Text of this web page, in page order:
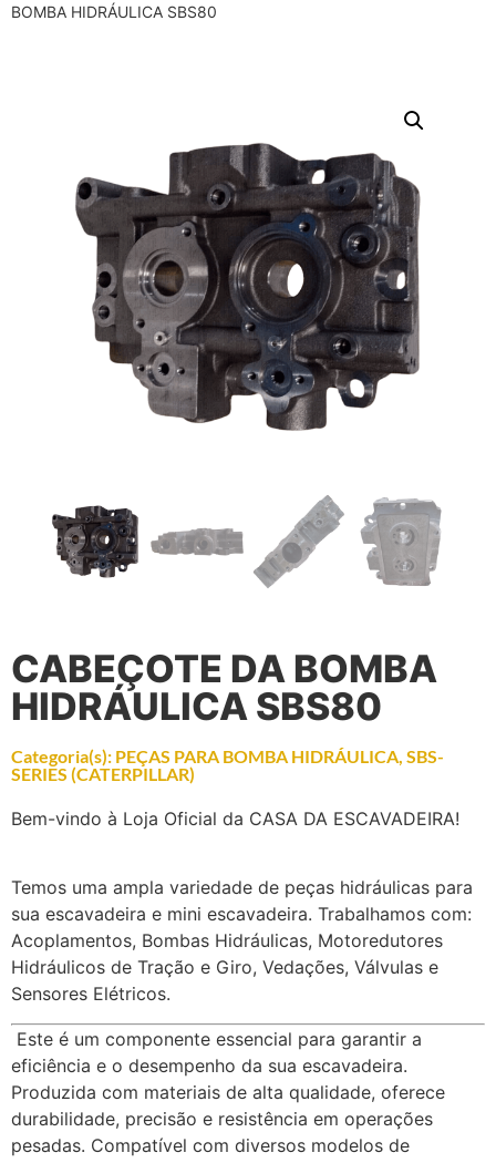
BOMBA HIDRÁULICA SBS80
CABEÇOTE DA BOMBA
HIDRÁULICA SBS80
Categoria(s): PEÇAS PARA BOMBA HIDRÁULICA, SBS-
SERIES (CATERPILLAR)
Bem-vindo à Loja Oficial da CASA DA ESCAVADEIRA!
Temos uma ampla variedade de peças hidráulicas para
sua escavadeira e mini escavadeira. Trabalhamos com:
Acoplamentos, Bombas Hidráulicas, Motoredutores
Hidráulicos de Tração e Giro, Vedações, Válvulas e
Sensores Elétricos.
Este é um componente essencial para garantir a
eficiência e o desempenho da sua escavadeira.
Produzida com materiais de alta qualidade, oferece
durabilidade, precisão e resistência em operações
pesadas. Compatível com diversos modelos de